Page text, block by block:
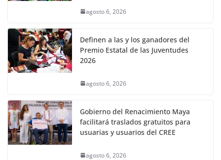
agosto 6, 2026
Definen a las y los ganadores del
Premio Estatal de las Juventudes
2026
agosto 6, 2026
Gobierno del Renacimiento Maya
facilitará traslados gratuitos para
usuarias y usuarios del CREE
agosto 6, 2026